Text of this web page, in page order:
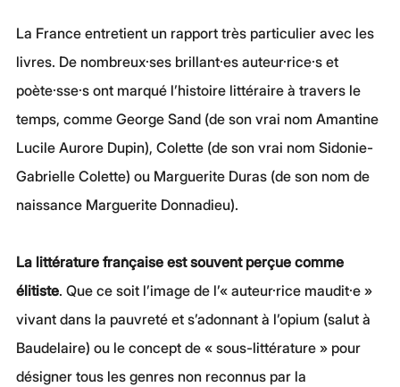
La France entretient un rapport très particulier avec les
livres. De nombreux·ses brillant·es auteur·rice·s et
poète·sse·s ont marqué l’histoire littéraire à travers le
temps, comme George Sand (de son vrai nom Amantine
Lucile Aurore Dupin), Colette (de son vrai nom Sidonie-
Gabrielle Colette) ou Marguerite Duras (de son nom de
naissance Marguerite Donnadieu).
La littérature française est souvent perçue comme
élitiste. Que ce soit l’image de l’« auteur·rice maudit·e »
vivant dans la pauvreté et s’adonnant à l’opium (salut à
Baudelaire) ou le concept de « sous-littérature » pour
désigner tous les genres non reconnus par la